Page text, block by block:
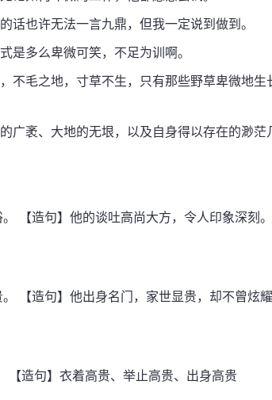
也许无法一言九鼎，但我一定说到做到。
多么卑微可笑，不足为训啊。
毛之地，寸草不生，只有那些野草卑微地生
袤、大地的无垠，以及自身得以存在的渺茫
造句】他的谈吐高尚大方，令人印象深刻
造句】他出身名门，家世显贵，却不曾炫
造句】衣着高贵、举止高贵、出身高贵